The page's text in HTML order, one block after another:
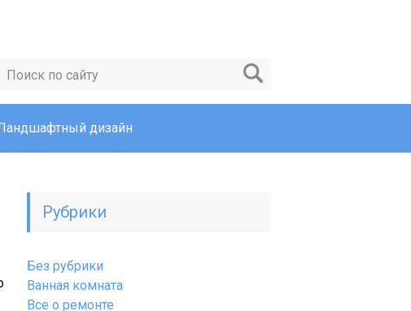
дизайн
Рубрики
Без рубрики
Ванная комната
Все о ремонте